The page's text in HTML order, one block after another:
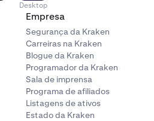
Desktop
Empresa
Segurança da Kraken
Carreiras na Kraken
Blogue da Kraken
Programador da Kraken
Sala de imprensa
Programa de afiliados
Listagens de ativos
Estado da Kraken